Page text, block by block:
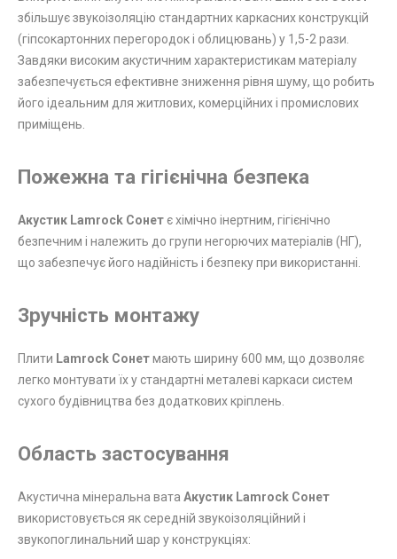
збільшує звукоізоляцію стандартних каркасних конструкцій
(гіпсокартонних перегородок і облицювань) у 1,5-2 рази.
Завдяки високим акустичним характеристикам матеріалу
забезпечується ефективне зниження рівня шуму, що робить
його ідеальним для житлових, комерційних і промислових
приміщень.
Пожежна та гігієнічна безпека
Акустик Lamrock Сонет є хімічно інертним, гігієнічно
безпечним і належить до групи негорючих матеріалів (НГ),
що забезпечує його надійність і безпеку при використанні.
Зручність монтажу
Плити Lamrock Сонетмають ширину 600 мм, що дозволяє
легко монтувати їх у стандартні металеві каркаси систем
сухого будівництва без додаткових кріплень.
Область застосування
Акустична мінеральна вата Акустик Lamrock Сонет
використовується як середній звукоізоляційний і
звукопоглинальний шар у конструкціях: